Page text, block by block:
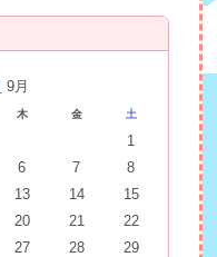
9月
木 金 土
1
6 7
8
13 14
15
20 21
22
27 28
29